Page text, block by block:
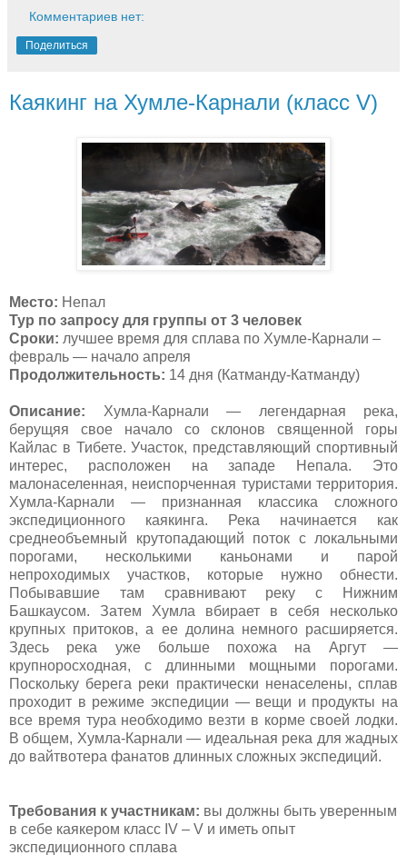
Комментариев нет:
Поделиться
Каякинг на Хумле-Карнали (класс V)
Место: Непал
Тур по запросу для группы от 3 человек
Сроки: лучшее время для сплава по Хумле-Карнали –
февраль — начало апреля
Продолжительность: 14 дня (Катманду-Катманду)
Описание:
Хумла-Карнали — легендарная река,
берущяя свое начало со склонов священной горы
Кайлас в Тибете. Участок, представляющий спортивный
интерес, расположен на западе Непала. Это
малонаселенная, неиспорченная туристами территория.
Хумла-Карнали — признанная классика сложного
экспедиционного каякинга. Река начинается как
среднеобъемный крутопадающий поток с локальными
порогами, несколькими каньонами и парой
непроходимых участков, которые нужно обнести.
Побывавшие там сравнивают реку с Нижним
Башкаусом. Затем Хумла вбирает в себя несколько
крупных притоков, а ее долина немного расширяется.
Здесь река уже больше похожа на Аргут —
крупноросходная, с длинными мощными порогами.
Поскольку берега реки практически ненаселены, сплав
проходит в режиме экспедиции — вещи и продукты на
все время тура необходимо везти в корме своей лодки.
В общем, Хумла-Карнали — идеальная река для жадных
до вайтвотера фанатов длинных сложных экспедиций.
Требования к участникам: вы должны быть уверенным
в себе каякером класс IV – V и иметь опыт
экспедиционного сплава